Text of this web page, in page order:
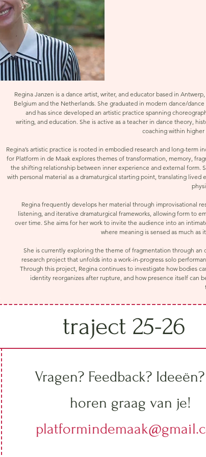
Regina Janzen is a dance artist, writer, and educator based in
Belgium and the Netherlands. She graduated in modern dance/dance
and has since developed an artistic practice spanning
writing, and education. She is active as a teacher in dance theory,
coaching within higher
Regina’s artistic practice is rooted in embodied research and long-term
for Platform in de Maak explores themes of transformation, memory,
the shifting relationship between inner experience and external form.
with personal material as a dramaturgical starting point, translating lived
Regina frequently develops her material through improvisational
listening, and iterative dramaturgical frameworks, allowing form to
over time. She aims for her work to invite the audience into an
where meaning is sensed as much as
She is currently exploring the theme of fragmentation through an
research project that unfolds into a work-in-progress solo
Through this project, Regina continues to investigate how bodies
identity reorganizes after rupture, and how presence itself can
traject 25-26
Vragen? Feedback?
horen graag van je!